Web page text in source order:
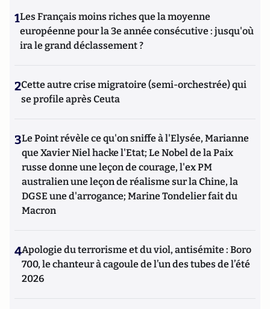
1Les Français moins riches que la moyenne
européenne pour la 3e année consécutive : jusqu'où
ira le grand déclassement ?
2Cette autre crise migratoire (semi-orchestrée) qui
se profile après Ceuta
3Le Point révèle ce qu'on sniffe à l'Elysée, Marianne
que Xavier Niel hacke l'Etat; Le Nobel de la Paix
russe donne une leçon de courage, l'ex PM
australien une leçon de réalisme sur la Chine, la
DGSE une d'arrogance; Marine Tondelier fait du
Macron
4Apologie du terrorisme et du viol, antisémite : Boro
700, le chanteur à cagoule de l’un des tubes de l’été
2026